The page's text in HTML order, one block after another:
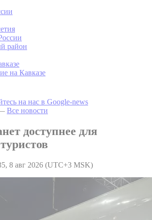
район
на Кавказе
на наc в Google-news
Все новости
доступнее для
8 авг 2026 (UTC+3 MSK)